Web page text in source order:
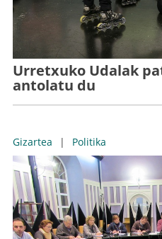
Urretxuko Udalak
antolatu du
Gizartea | Politika